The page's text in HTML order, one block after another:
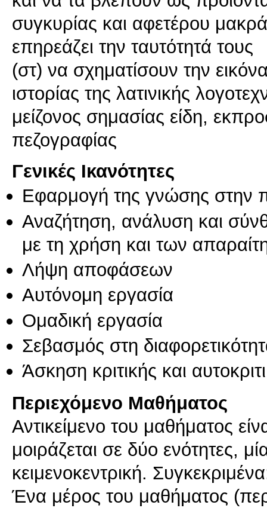
συγκυρίας και αφετέρου
επηρεάζει την ταυτότητά τους
(στ) να σχηματίσουν την
ιστορίας της λατινικής
μείζονος σημασίας είδη,
πεζογραφίας
Γενικές Ικανότητες
Εφαρμογή της γνώσης στην
Αναζήτηση, ανάλυση και
με τη χρήση και των
Λήψη αποφάσεων
Αυτόνομη εργασία
Ομαδική εργασία
Σεβασμός στη
Άσκηση κριτικής και
Περιεχόμενο Μαθήματος
Αντικείμενο του μαθήματος
μοιράζεται σε δύο ενότητες,
κειμενοκεντρική.
Ένα μέρος του μαθήματος